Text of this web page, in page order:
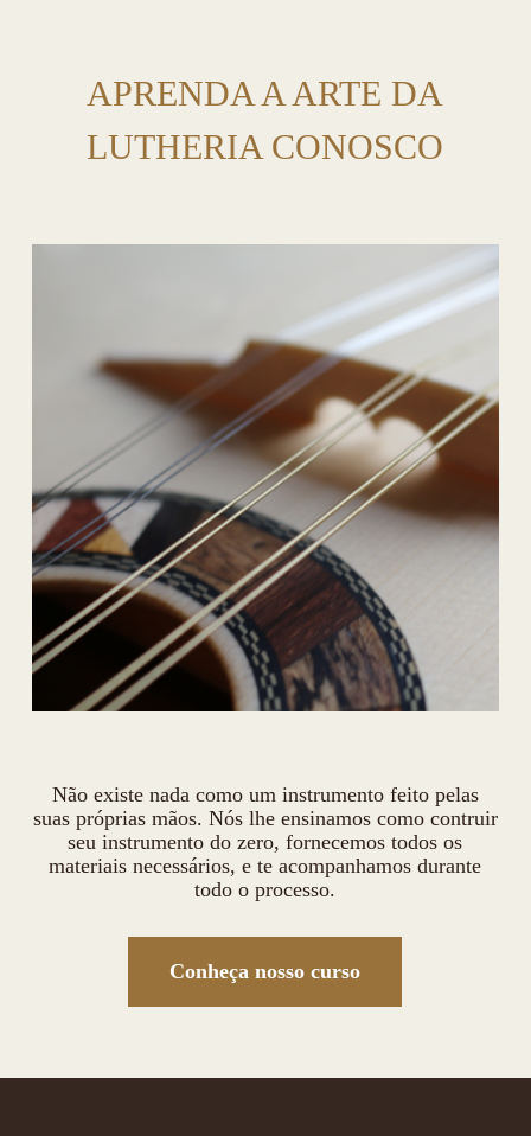
APRENDA A ARTE DA
LUTHERIA CONOSCO
Não existe nada como um instrumento feito pelas
suas próprias mãos. Nós lhe ensinamos como contruir
seu instrumento do zero, fornecemos todos os
materiais necessários, e te acompanhamos durante
todo o processo.
Conheça nosso curso